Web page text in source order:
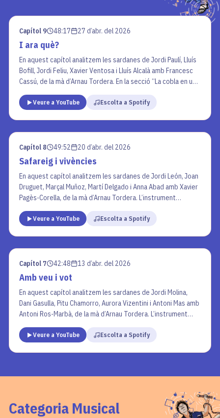
Capítol 9 48:17 27 d’abr. del 2026
I ara què?
En aquest capítol analitzem les sardanes de Jordi Paulí, Lluís
Bofill, Jordi Feliu, Xavier Ventosa i Lluís Alcalà amb Francesc
Cassú, de la mà d’Arnau Tordera. En la secció “La cobla en un
Veure a YouTube Escolta a Spotify
Capítol 8 49:52 20 d’abr. del 2026
Safareig i vivències
En aquest capítol analitzem les sardanes de Jordi León, Joan
Druguet, Marçal Muñoz, Martí Delgado i Anna Abad amb Xavier
Pagès-Corella, de la mà d’Arnau Tordera. L’instrument
contrabaix.
Veure a YouTube Escolta a Spotify
Capítol 7 42:48 13 d’abr. del 2026
Amb veu i vot
En aquest capítol analitzem les sardanes de Jordi Molina,
Dani Gasulla, Pitu Chamorro, Aurora Vizentini i Antoni Mas amb
Antoni Ros-Marbà, de la mà d’Arnau Tordera. L’instrument
Veure a YouTube Escolta a Spotify
Categoria Musical